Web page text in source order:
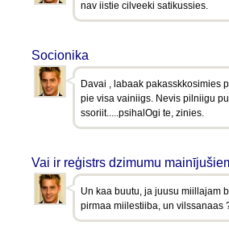
nav iistie cilveeki satikussies.
Socionika
Davai , labaak pakasskkosimies
pie visa vainiigs. Nevis pilniigu
ssoriit.....psihalOgi te, zinies.
Vai ir reģistrs dzimumu
Un kaa buutu, ja juusu miillajam
pirmaa miilestiiba, un vilssanaas